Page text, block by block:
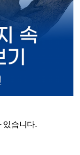
있습니다.